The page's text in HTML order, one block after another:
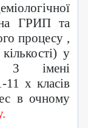
на ГРИП та
процесу ,
у
імені
11 х класів
в очному